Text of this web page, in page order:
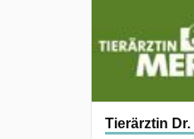
Gehege,
entlassen
Christoph
Susanne
bittere
Tierärztin